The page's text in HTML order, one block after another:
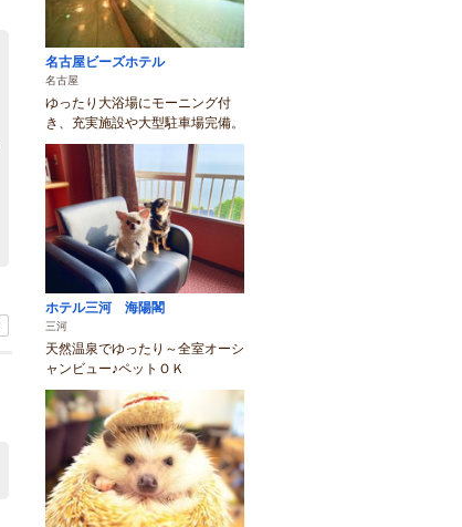
名古屋ビーズホテル
名古屋
ゆったり大浴場にモーニング付
き、充実施設や大型駐車場完備。
ホテル三河 海陽閣
三河
天然温泉でゆったり～全室オーシ
ャンビュー♪ペットＯＫ